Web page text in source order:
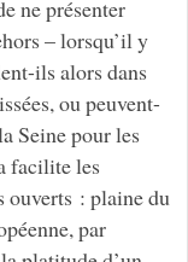
ne présenter
– lorsqu’il y
ils alors dans
ou peuvent-
Seine pour les
facilite les
ouverts : plaine du
par